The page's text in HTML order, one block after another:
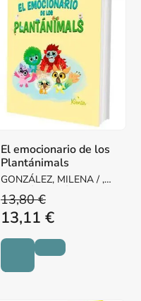
El emocionario de los
Plantánimals
GONZÁLEZ, MILENA / ,
ANDRÉS PABÓN
13,80 €
13,11 €